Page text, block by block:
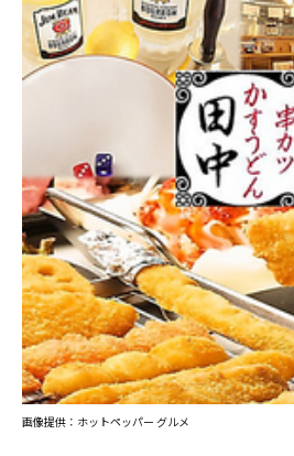
画像提供：ホットペッパー グルメ